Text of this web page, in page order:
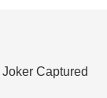
Captured